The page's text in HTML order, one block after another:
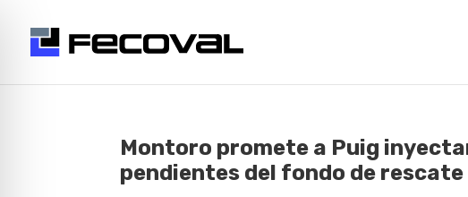
Montoro promete a Puig
pendientes del fondo de rescate